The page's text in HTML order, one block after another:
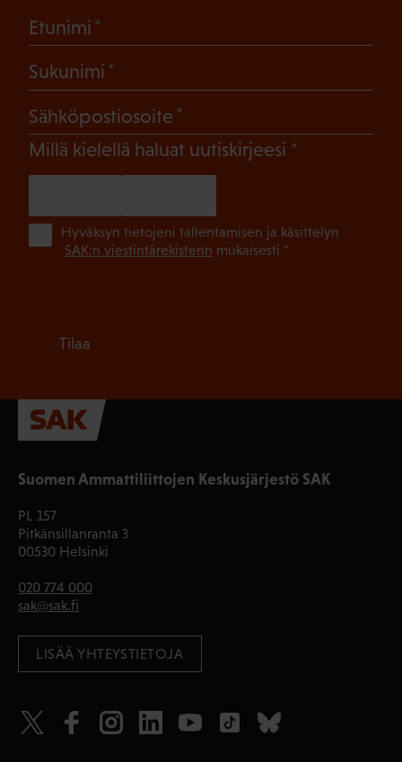
Suomen Ammattiliittojen Keskusjärjestö SAK
PL 157
Pitkänsillanranta 3
00530 Helsinki
020 774 000
sak@sak.fi
LISÄÄ YHTEYSTIETOJA
Etunimi
Sukunimi
Sähköpostiosoite
Millä kielellä haluat uutiskirjeesi (Pakollinen)
Hyväksyn tietojeni tallentamisen ja käsittelyn
SAK:n viestintärekisterin mukaisesti *
Tilaa